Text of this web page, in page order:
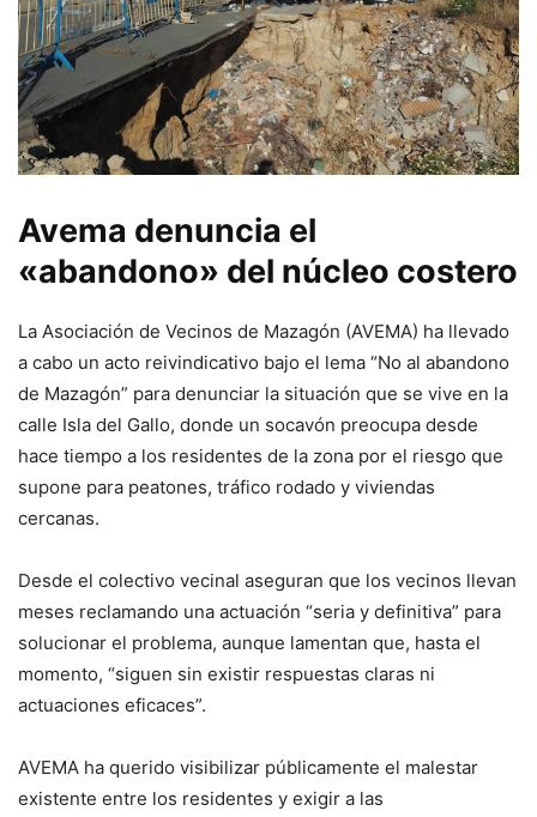
Avema denuncia el
«abandono» del núcleo costero
La Asociación de Vecinos de Mazagón (AVEMA) ha llevado
a cabo un acto reivindicativo bajo el lema “No al abandono
de Mazagón” para denunciar la situación que se vive en la
calle Isla del Gallo, donde un socavón preocupa desde
hace tiempo a los residentes de la zona por el riesgo que
supone para peatones, tráfico rodado y viviendas
cercanas.
Desde el colectivo vecinal aseguran que los vecinos llevan
meses reclamando una actuación “seria y definitiva” para
solucionar el problema, aunque lamentan que, hasta el
momento, “siguen sin existir respuestas claras ni
actuaciones eficaces”.
AVEMA ha querido visibilizar públicamente el malestar
existente entre los residentes y exigir a las